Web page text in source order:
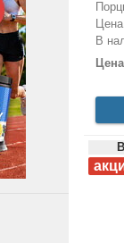
Цена
В